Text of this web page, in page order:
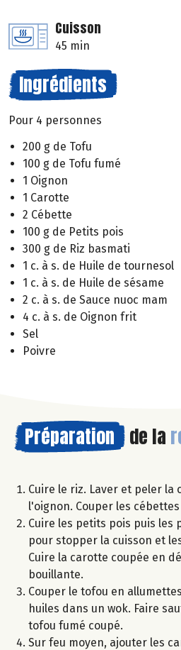
Cuisson
45 min
Ingrédients
Pour 4 personnes
200 g de Tofu
100 g de Tofu fumé
1 Oignon
1 Carotte
2 Cébette
100 g de Petits pois
300 g de Riz basmati
1 c. à s. de Huile de tournesol
1 c. à s. de Huile de sésame
2 c. à s. de Sauce nuoc mam
4 c. à s. de Oignon frit
Sel
Poivre
Préparation de la
Cuire le riz. Laver et peler la
l'oignon. Couper les
Cuire les petits pois puis les
pour stopper la cuisson et
Cuire la carotte coupée en
bouillante.
Couper le tofou en
huiles dans un wok. Faire
tofou fumé coupé.
Sur feu moyen, ajouter les